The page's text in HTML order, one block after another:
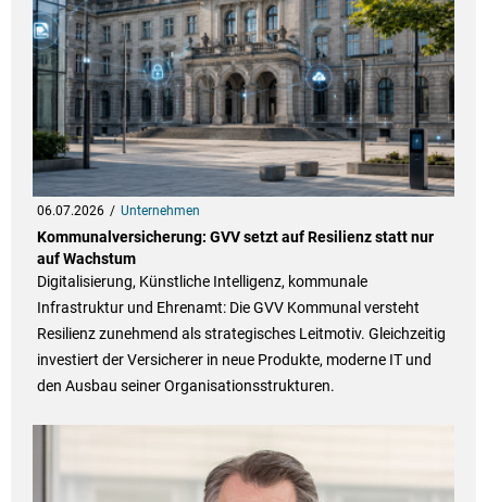
06.07.2026 Unternehmen
Kommunalversicherung: GVV setzt auf Resilienz statt nur
auf Wachstum
Digitalisierung, Künstliche Intelligenz, kommunale
Infrastruktur und Ehrenamt: Die GVV Kommunal versteht
Resilienz zunehmend als strategisches Leitmotiv. Gleichzeitig
investiert der Versicherer in neue Produkte, moderne IT und
den Ausbau seiner Organisationsstrukturen.